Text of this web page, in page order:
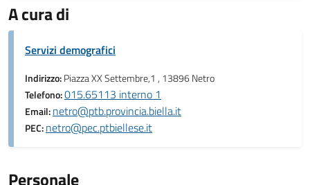
A cura di
Servizi demografici
Indirizzo:Piazza XX Settembre,1 , 13896 Netro
Telefono:015.65113 interno 1
Email:netro@ptb.provincia.biella.it
PEC:netro@pec.ptbiellese.it
Personale